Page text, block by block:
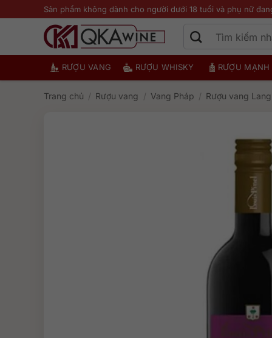
qua
Sản phẩm không dành cho người dưới 18 tuổi và phụ nữ
RƯỢU VANG RƯỢU WHISKY RƯỢU MẠNH
Trang chủ / Rượu vang / Vang Pháp / Rượu vang